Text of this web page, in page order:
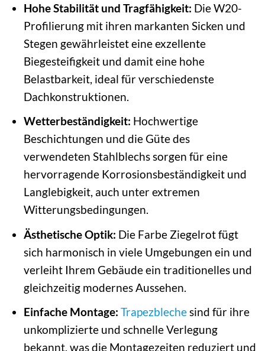
Hohe Stabilität und Tragfähigkeit: Die W20-
Profilierung mit ihren markanten Sicken und
Stegen gewährleistet eine exzellente
Biegesteifigkeit und damit eine hohe
Belastbarkeit, ideal für verschiedenste
Dachkonstruktionen.
Wetterbeständigkeit: Hochwertige
Beschichtungen und die Güte des
verwendeten Stahlblechs sorgen für eine
hervorragende Korrosionsbeständigkeit und
Langlebigkeit, auch unter extremen
Witterungsbedingungen.
Ästhetische Optik: Die Farbe Ziegelrot fügt
sich harmonisch in viele Umgebungen ein und
verleiht Ihrem Gebäude ein traditionelles und
gleichzeitig modernes Aussehen.
Einfache Montage: Trapezblechesind für ihre
unkomplizierte und schnelle Verlegung
bekannt, was die Montagezeiten reduziert und